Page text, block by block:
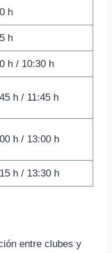
h
h
h / 10:30 h
h / 11:45 h
h / 13:00 h
h / 13:30 h
entre clubes y